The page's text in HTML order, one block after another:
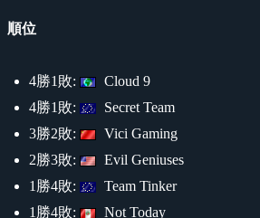
順位
4勝1敗:
Cloud 9
4勝1敗:
Secret Team
3勝2敗:
Vici Gaming
2勝3敗:
Evil Geniuses
1勝4敗:
Team Tinker
1勝4敗:
Not Today